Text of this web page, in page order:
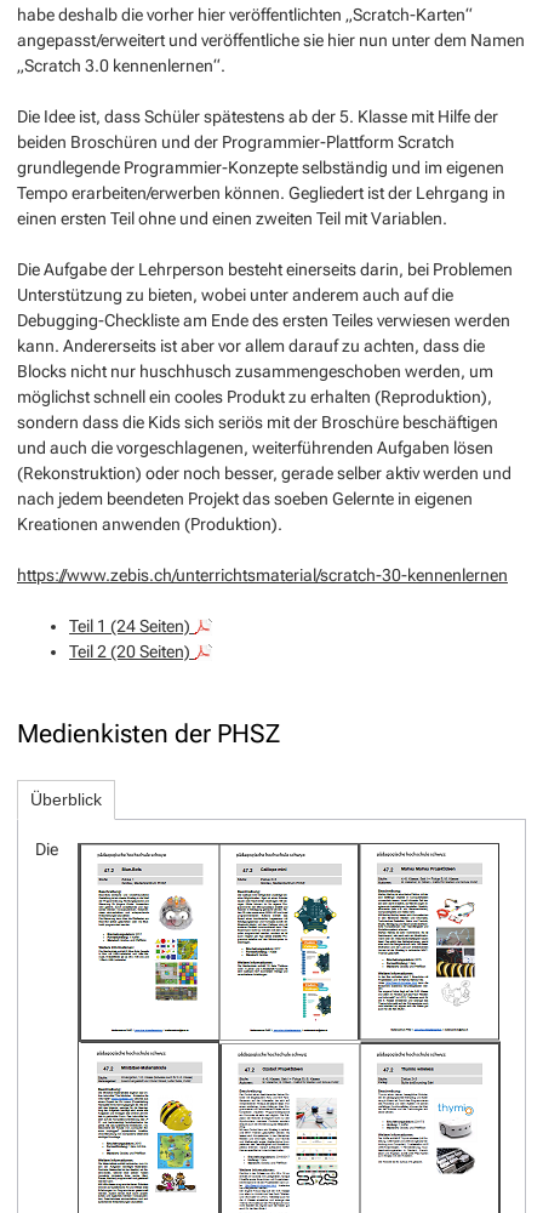
habe deshalb die vorher hier veröffentlichten „Scratch-Karten“
angepasst/erweitert und veröffentliche sie hier nun unter dem Namen
„Scratch 3.0 kennenlernen“.
Die Idee ist, dass Schüler spätestens ab der 5. Klasse mit Hilfe der
beiden Broschüren und der Programmier-Plattform Scratch
grundlegende Programmier-Konzepte selbständig und im eigenen
Tempo erarbeiten/erwerben können. Gegliedert ist der Lehrgang in
einen ersten Teil ohne und einen zweiten Teil mit Variablen.
Die Aufgabe der Lehrperson besteht einerseits darin, bei Problemen
Unterstützung zu bieten, wobei unter anderem auch auf die
Debugging-Checkliste am Ende des ersten Teiles verwiesen werden
kann. Andererseits ist aber vor allem darauf zu achten, dass die
Blocks nicht nur huschhusch zusammengeschoben werden, um
möglichst schnell ein cooles Produkt zu erhalten (Reproduktion),
sondern dass die Kids sich seriös mit der Broschüre beschäftigen
und auch die vorgeschlagenen, weiterführenden Aufgaben lösen
(Rekonstruktion) oder noch besser, gerade selber aktiv werden und
nach jedem beendeten Projekt das soeben Gelernte in eigenen
Kreationen anwenden (Produktion).
https://www.zebis.ch/unterrichtsmaterial/scratch-30-kennenlernen
Teil 1 (24 Seiten)
Teil 2 (20 Seiten)
Medienkisten der PHSZ
Überblick
Die